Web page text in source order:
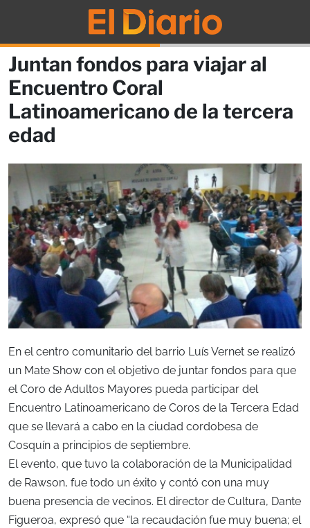
Juntan fondos para viajar al
Encuentro Coral
Latinoamericano de la tercera
edad
En el centro comunitario del barrio Luís Vernet se realizó
un Mate Show con el objetivo de juntar fondos para que
el Coro de Adultos Mayores pueda participar del
Encuentro Latinoamericano de Coros de la Tercera Edad
que se llevará a cabo en la ciudad cordobesa de
Cosquín a principios de septiembre.
El evento, que tuvo la colaboración de la Municipalidad
de Rawson, fue todo un éxito y contó con una muy
buena presencia de vecinos. El director de Cultura, Dante
Figueroa, expresó que “la recaudación fue muy buena; el